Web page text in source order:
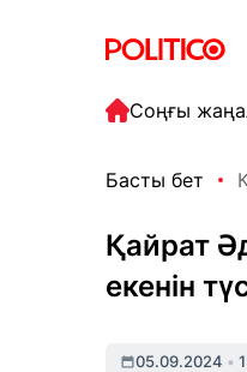
Соңғы
Басты бет
Қайрат
екенін
05.09.2024 •